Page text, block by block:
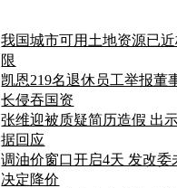
我国城市可用土地资源已近
限
凯恩219名退休员工举报董
长侵吞国资
张维迎被质疑简历造假 出
据回应
调油价窗口开启4天 发改委
决定降价